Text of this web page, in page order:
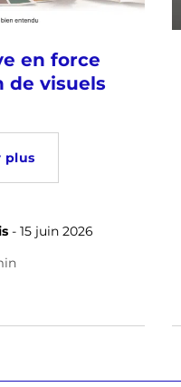
en force
de visuels
plus
- 15 juin 2026